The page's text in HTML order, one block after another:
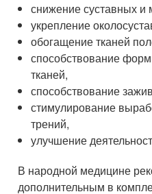
снижение суставных
укрепление
обогащение тканей
способствование
тканей,
способствование
стимулирование
трений,
улучшение
В народной медицине
дополнительным в